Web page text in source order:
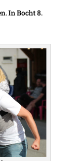
In Bocht 8.